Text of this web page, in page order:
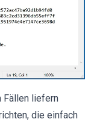
Fällen liefern
die einfach